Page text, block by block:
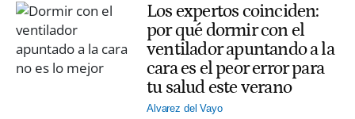
Los expertos coinciden:
por qué dormir con el
ventilador apuntando a la
cara es el peor error para
tu salud este verano
Alvarez del Vayo